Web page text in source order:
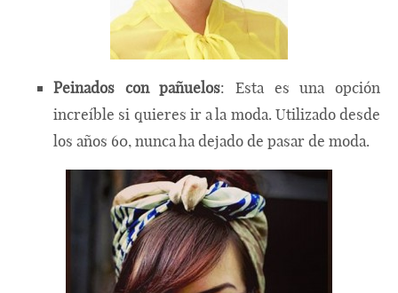
Peinados con pañuelos: Esta es una opción
increíble si quieres ir a la moda. Utilizado desde
los años 60, nunca ha dejado de pasar de moda.